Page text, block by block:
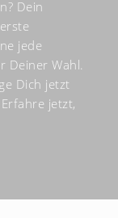
Dein
jede
Deiner Wahl.
Dich jetzt
jetzt,